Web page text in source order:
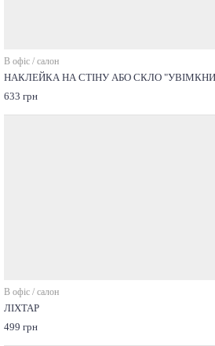
В офіс / салон
НАКЛЕЙКА НА СТІНУ АБО СКЛО
633 грн
В офіс / салон
ЛІХТАР
499 грн